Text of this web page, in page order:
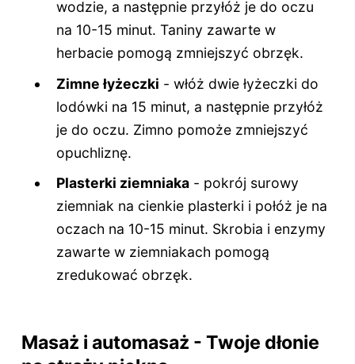
wodzie, a następnie przyłóż je do oczu
na 10-15 minut. Taniny zawarte w
herbacie pomogą zmniejszyć obrzęk.
Zimne łyżeczki - włóż dwie łyżeczki do
lodówki na 15 minut, a następnie przyłóż
je do oczu. Zimno pomoże zmniejszyć
opuchliznę.
Plasterki ziemniaka - pokrój surowy
ziemniak na cienkie plasterki i połóż je na
oczach na 10-15 minut. Skrobia i enzymy
zawarte w ziemniakach pomogą
zredukować obrzęk.
Masaż i automasaż - Twoje dłonie